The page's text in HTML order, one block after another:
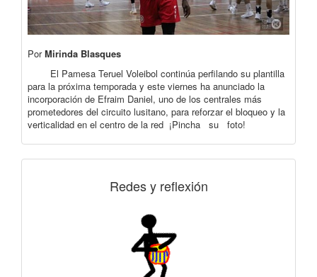
PorMirinda Blasques
El Pamesa Teruel Voleibol continúa perfilando su plantilla
para la próxima temporada y este viernes ha anunciado la
incorporación de Efraim Daniel, uno de los centrales más
prometedores del circuito lusitano, para reforzar el bloqueo y la
verticalidad en el centro de la red ¡Pincha su foto!
Redes y reflexión